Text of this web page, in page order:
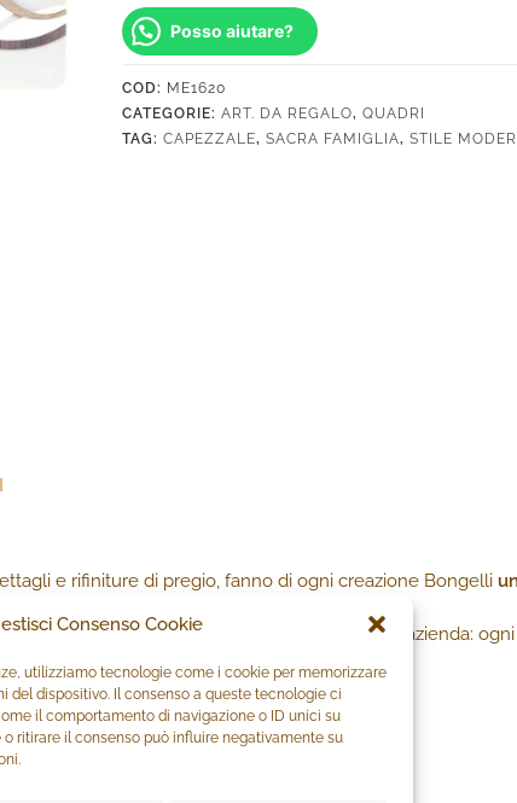
Consenso Cookie
utilizziamo tecnologie come i cookie per memorizzare
del dispositivo. Il consenso a queste tecnologie ci
il comportamento di navigazione o ID unici su
ritirare il consenso può influire negativamente su
Posso aiutare?
COD: ME1620
CATEGORIE: ART. DA REGALO, QUADRI
TAG: CAPEZZALE, SACRA FAMIGLIA, STILE
e rifiniture di pregio, fanno di ogni creazione Bongelli
“vita” del prodotto si svolge all’interno dell’azienda: